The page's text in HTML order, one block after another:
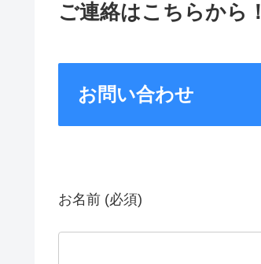
ご連絡はこちらから！
お問い合わせ
お名前 (必須)